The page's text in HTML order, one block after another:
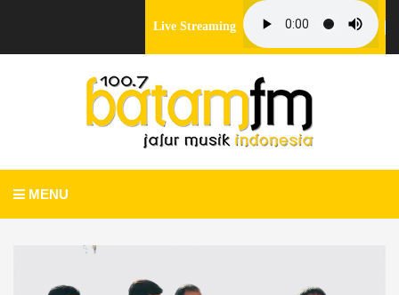
Live Streaming
MENU